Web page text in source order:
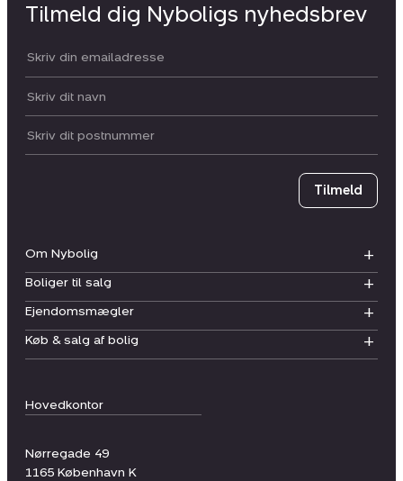
Hovedkontor
Nørregade 49
1165 København K
Om Nybolig
Boliger til salg
Ejendomsmægler
Køb & salg af bolig
Tilmeld dig Nyboligs nyhedsbrev
Din email:
Dit navn:
Postnummer
Tilmeld